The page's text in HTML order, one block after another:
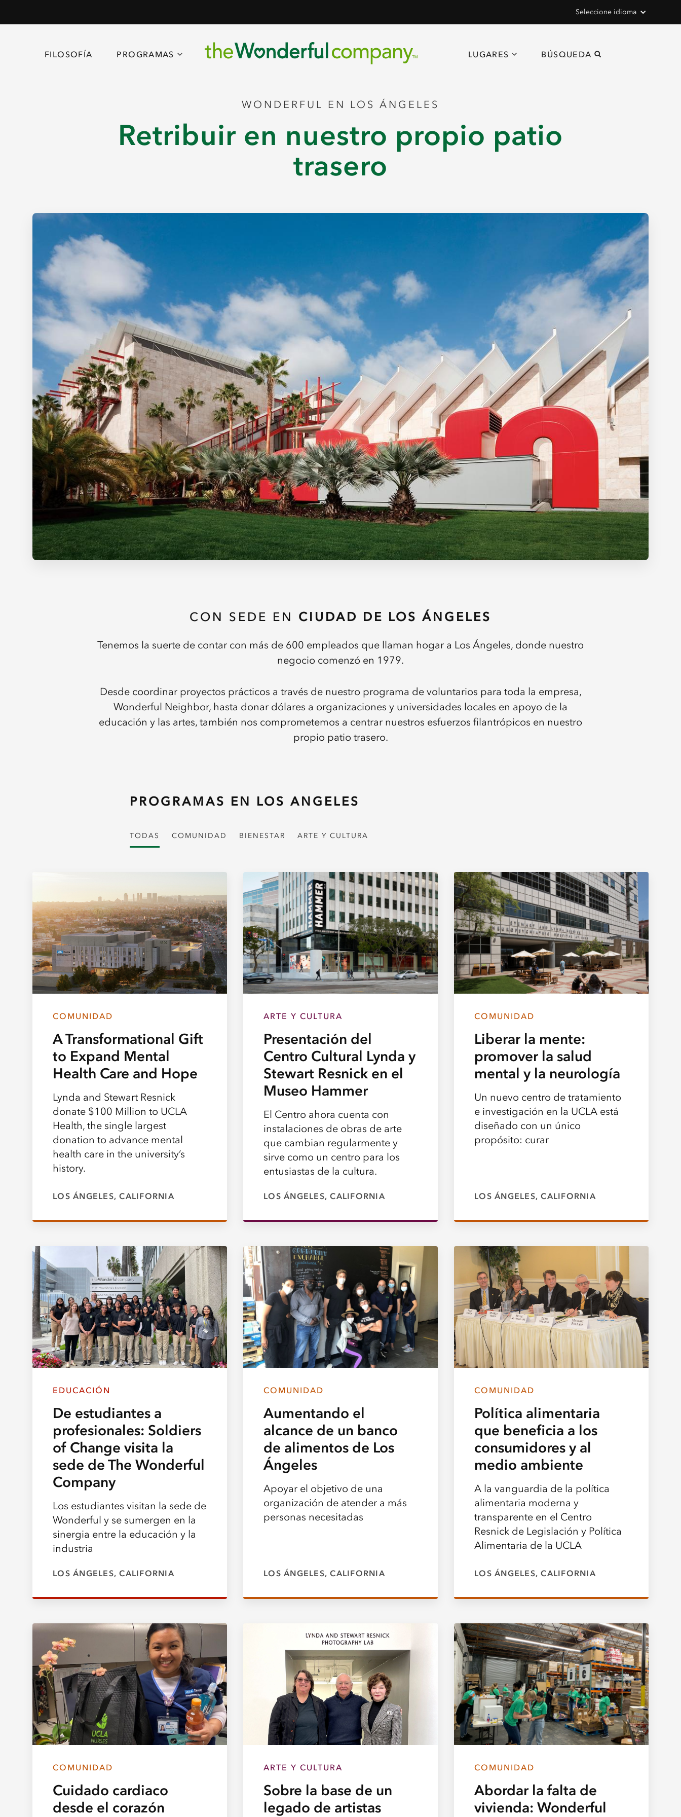
Seleccione idioma
FILOSOFÍA PROGRAMAS LUGARES BÚSQUEDA
WONDERFUL EN LOS ÁNGELES
Retribuir en nuestro propio patio
trasero
CON SEDE EN CIUDAD DE LOS ÁNGELES
Tenemos la suerte de contar con más de 600 empleados que llaman hogar a Los Ángeles, donde nuestro
negocio comenzó en 1979.
Desde coordinar proyectos prácticos a través de nuestro programa de voluntarios para toda la empresa,
Wonderful Neighbor, hasta donar dólares a organizaciones y universidades locales en apoyo de la
educación y las artes, también nos comprometemos a centrar nuestros esfuerzos filantrópicos en nuestro
propio patio trasero.
PROGRAMAS EN LOS ANGELES
TODAS COMUNIDAD BIENESTAR ARTE Y CULTURA
COMUNIDAD
A Transformational Gift
to Expand Mental
Health Care and Hope
Lynda and Stewart Resnick
donate $100 Million to UCLA
Health, the single largest
donation to advance mental
health care in the university’s
history.
LOS ÁNGELES, CALIFORNIA
ARTE Y CULTURA
Presentación del
Centro Cultural Lynda y
Stewart Resnick en el
Museo Hammer
El Centro ahora cuenta con
instalaciones de obras de arte
que cambian regularmente y
sirve como un centro para los
entusiastas de la cultura.
LOS ÁNGELES, CALIFORNIA
COMUNIDAD
Liberar la mente:
promover la salud
mental y la neurología
Un nuevo centro de tratamiento
e investigación en la UCLA está
diseñado con un único
propósito: curar
LOS ÁNGELES, CALIFORNIA
EDUCACIÓN
De estudiantes a
profesionales: Soldiers
of Change visita la
sede de The Wonderful
Company
Los estudiantes visitan la sede de
Wonderful y se sumergen en la
sinergia entre la educación y la
industria
LOS ÁNGELES, CALIFORNIA
COMUNIDAD
Aumentando el
alcance de un banco
de alimentos de Los
Ángeles
Apoyar el objetivo de una
organización de atender a más
personas necesitadas
LOS ÁNGELES, CALIFORNIA
COMUNIDAD
Política alimentaria
que beneficia a los
consumidores y al
medio ambiente
A la vanguardia de la política
alimentaria moderna y
transparente en el Centro
Resnick de Legislación y Política
Alimentaria de la UCLA
LOS ÁNGELES, CALIFORNIA
COMUNIDAD
Cuidado cardiaco
desde el corazón
ARTE Y CULTURA
Sobre la base de un
legado de artistas
COMUNIDAD
Abordar la falta de
vivienda: Wonderful